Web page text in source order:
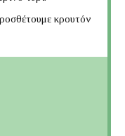
κρουτόν